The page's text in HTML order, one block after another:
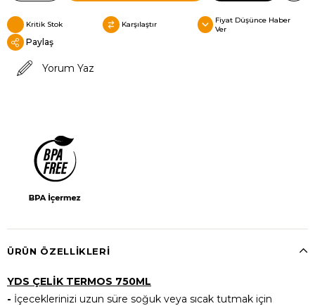
Kritik Stok Karşılaştır
Fiyat Düşünce Haber
Ver
Paylaş
Yorum Yaz
ÜRÜN ÖZELLIKLERI
YDS ÇELİK TERMOS 750ML
- İçeceklerinizi uzun süre soğuk veya sıcak tutmak için